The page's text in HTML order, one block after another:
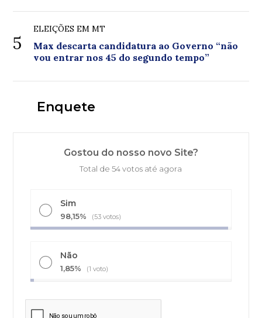
5
ELEIÇÕES EM MT
Max descarta candidatura ao Governo “não
vou entrar nos 45 do segundo tempo”
Enquete
Gostou do nosso novo Site?
Total de 54 votos até agora
Sim
98,15% (53 votos)
Não
1,85% (1 voto)